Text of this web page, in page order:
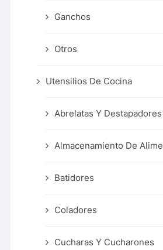
Ganchos
Otros
Utensilios De Cocina
Abrelatas Y Destapadores
Almacenamiento De
Batidores
Coladores
Cucharas Y Cucharones